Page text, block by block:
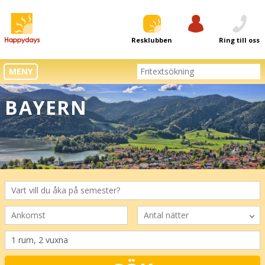
Resklubben Ring till oss
MENY
BAYERN